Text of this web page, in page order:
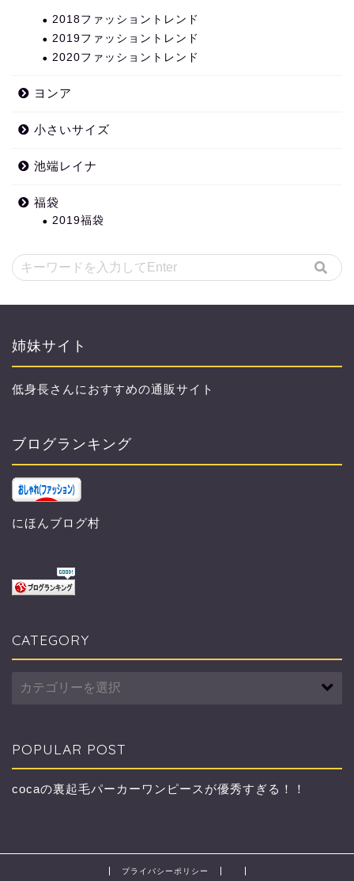
2018ファッショントレンド
2019ファッショントレンド
2020ファッショントレンド
ヨンア
小さいサイズ
池端レイナ
福袋
2019福袋
姉妹サイト
低身長さんにおすすめの通販サイト
ブログランキング
にほんブログ村
CATEGORY
POPULAR POST
cocaの裏起毛パーカーワンピースが優秀すぎる！！
プライバシーポリシー